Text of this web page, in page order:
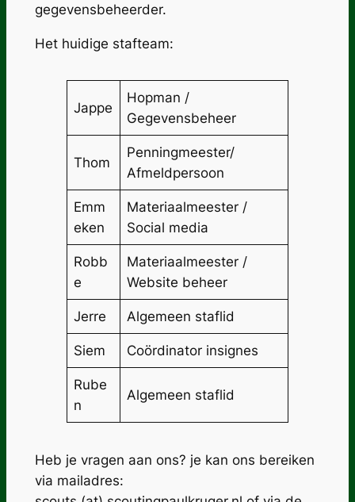
gegevensbeheerder.
Het huidige stafteam:
Jappe
Hopman /
Gegevensbeheer
Thom
Penningmeester/
Afmeldpersoon
Emm
eken
Materiaalmeester /
Social media
Robb
e
Materiaalmeester /
Website beheer
Jerre Algemeen staflid
Siem Coördinator insignes
Rube
n
Algemeen staflid
Heb je vragen aan ons? je kan ons bereiken
via mailadres: